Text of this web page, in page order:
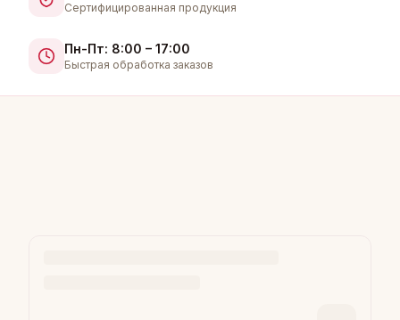
Сертифицированная продукция
Пн-Пт: 8:00 – 17:00
Быстрая обработка заказов